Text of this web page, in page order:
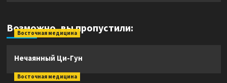
Возможно, вы пропустили:
Восточная медицина
Нечаянный Ци-Гун
Восточная медицина